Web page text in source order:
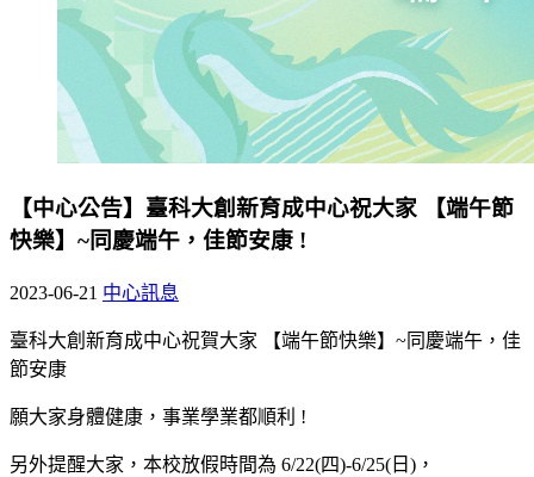
【中心公告】臺科大創新育成中心祝大家 【端午節
快樂】~同慶端午，佳節安康 !
2023-06-21 中心訊息
臺科大創新育成中心祝賀大家 【端午節快樂】~同慶端午，佳
節安康
願大家身體健康，事業學業都順利 !
另外提醒大家，本校放假時間為 6/22(四)-6/25(日)，